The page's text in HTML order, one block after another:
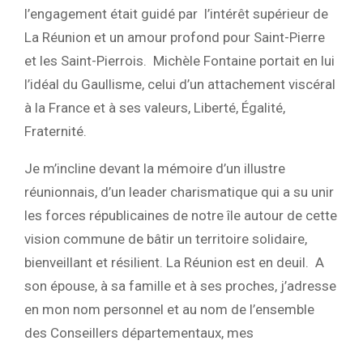
l’engagement était guidé par l’intérêt supérieur de
La Réunion et un amour profond pour Saint-Pierre
et les Saint-Pierrois. Michèle Fontaine portait en lui
l’idéal du Gaullisme, celui d’un attachement viscéral
à la France et à ses valeurs, Liberté, Égalité,
Fraternité.
Je m’incline devant la mémoire d’un illustre
réunionnais, d’un leader charismatique qui a su unir
les forces républicaines de notre île autour de cette
vision commune de bâtir un territoire solidaire,
bienveillant et résilient. La Réunion est en deuil. A
son épouse, à sa famille et à ses proches, j’adresse
en mon nom personnel et au nom de l’ensemble
des Conseillers départementaux, mes